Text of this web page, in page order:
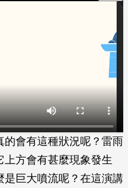
會有這種狀況呢？雷雨
方會有甚麼現象發生
是巨大噴流呢？在這演講